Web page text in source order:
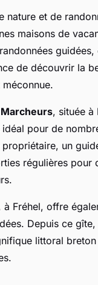
nature et de
maisons de
de découvrir la
, située à
pour de
propriétaire, un
régulières pour
à Fréhel, offre
Depuis ce
littoral